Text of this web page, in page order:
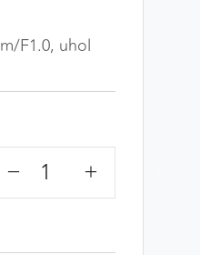
F1.0, uhol
− +